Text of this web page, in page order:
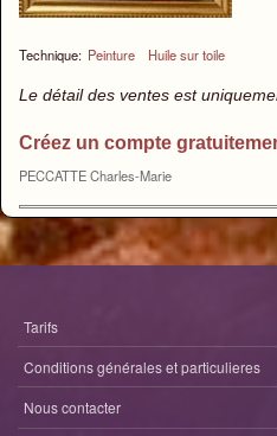
Technique: Peinture Huile sur toile
Le détail des ventes est
Créez un compte
PECCATTE Charles-Marie
Tarifs
Conditions générales et particulieres
Nous contacter